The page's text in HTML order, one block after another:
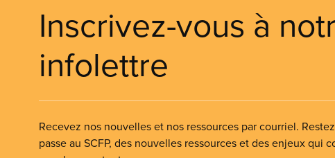
Inscrivez-vous à
infolettre
Recevez nos nouvelles et nos ressources par courriel.
passe au SCFP, des nouvelles ressources et des enjeux qui